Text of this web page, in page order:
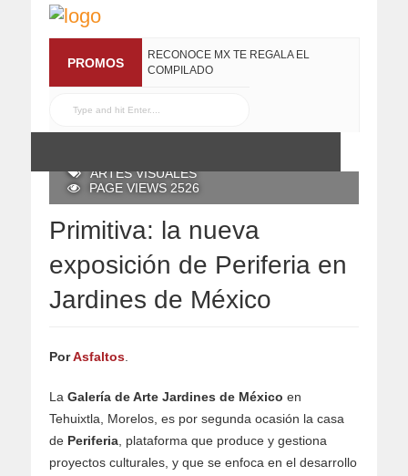
PROMOS
RECONOCE MX TE REGALA EL
COMPILADO
ARTES VISUALES
PAGE VIEWS 2526
Primitiva: la nueva
exposición de Periferia en
Jardines de México
PorAsfaltos
La Galería de Arte Jardines de México en
Tehuixtla, Morelos, es por segunda ocasión la casa
de Periferia , plataforma que produce y gestiona
proyectos culturales, y que se enfoca en el desarrollo